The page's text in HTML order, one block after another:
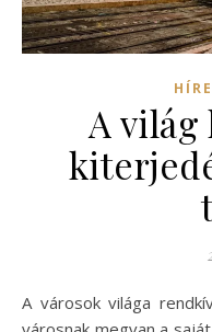
A világ
A városok világa rendkívül sokszínű és izgalmas. Minden